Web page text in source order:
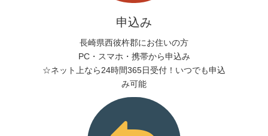
申込み
長崎県西彼杵郡にお住いの方
PC・スマホ・携帯から申込み
☆ネット上なら24時間365日受付！いつでも申込
み可能